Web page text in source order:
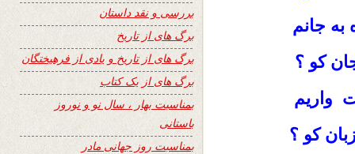
جانم
کو ؟
واریم
کو ؟
بررسی و نقد داستان
برگ های از تاریخ
برگ های از تاریخ و یادی از فرهیختگان
برگ های از یک کتاب
بمناسبت بهار ، سال نو و نوروز
باستانی
بمناسبت روز جهانی مادر